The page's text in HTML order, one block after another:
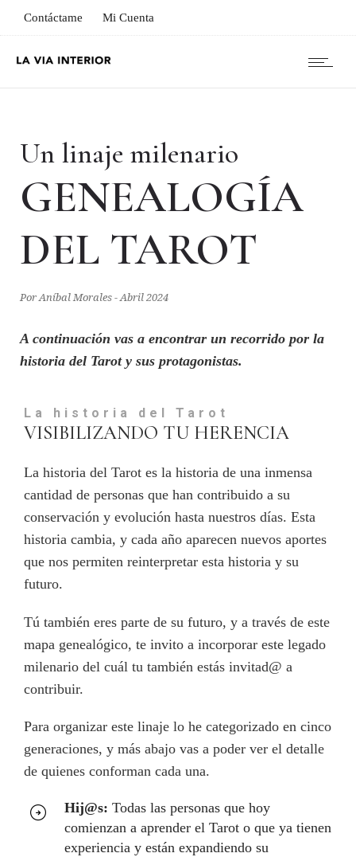
Contáctame Mi Cuenta
Un linaje milenario
GENEALOGÍA
DEL TAROT
Por Aníbal Morales - Abril 2024
A continuación vas a encontrar un recorrido por la
historia del Tarot y sus protagonistas.
La historia del Tarot
VISIBILIZANDO TU HERENCIA
La historia del Tarot es la historia de una inmensa
cantidad de personas que han contribuido a su
conservación y evolución hasta nuestros días. Esta
historia cambia, y cada año aparecen nuevos aportes
que nos permiten reinterpretar esta historia y su
futuro.
Tú también eres parte de su futuro, y a través de este
mapa genealógico, te invito a incorporar este legado
milenario del cuál tu también estás invitad@ a
contribuir.
Para organizar este linaje lo he categorizado en cinco
generaciones, y más abajo vas a poder ver el detalle
de quienes conforman cada una.
Hij@s: Todas las personas que hoy
comienzan a aprender el Tarot o que ya tienen
experiencia y están expandiendo su